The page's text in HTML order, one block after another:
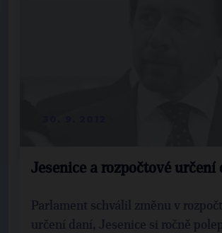
Jesenice a rozpočtové určení
Parlament schválil změnu v
určení daní, Jesenice si ročně